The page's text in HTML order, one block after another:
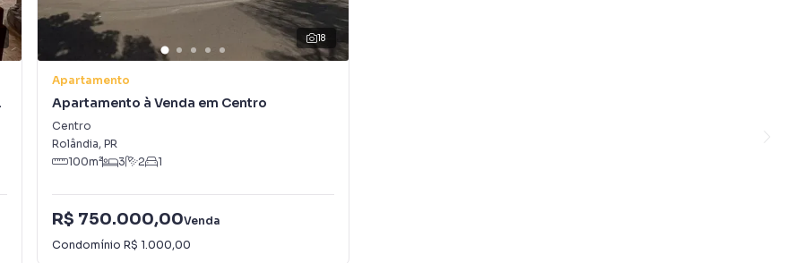
18
Apartamento
Apartamento à Venda em Centro
Centro
Rolândia, PR
100m² 3 2 1
R$ 750.000,00Venda
Condomínio R$ 1.000,00